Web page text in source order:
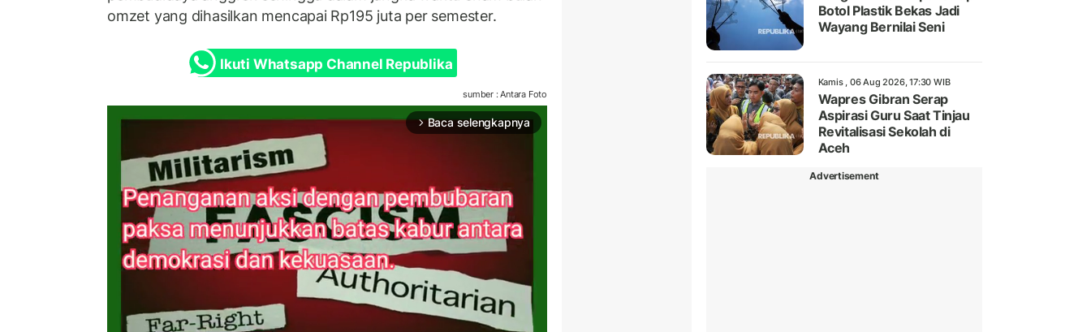
omzet yang dihasilkan mencapai Rp195 juta per semester.
Ikuti Whatsapp Channel Republika
sumber : Antara Foto
arrow_forward_ios Baca selengkapnya
Botol Plastik Bekas Jadi
Wayang Bernilai Seni
Kamis , 06 Aug 2026, 17:30 WIB
Wapres Gibran Serap
Aspirasi Guru Saat Tinjau
Revitalisasi Sekolah di
Aceh
Advertisement